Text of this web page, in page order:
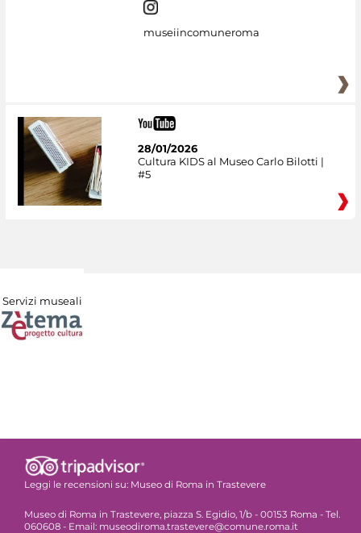
museiincomuneroma
28/01/2026
Cultura KIDS al Museo Carlo Bilotti |
#5
Servizi museali
Leggi le recensioni su: Museo di Roma in Trastevere
Museo di Roma in Trastevere, piazza S. Egidio, 1/b - 00153 Roma - Tel.
060608 - Email: museodiroma.trastevere@comune.roma.it